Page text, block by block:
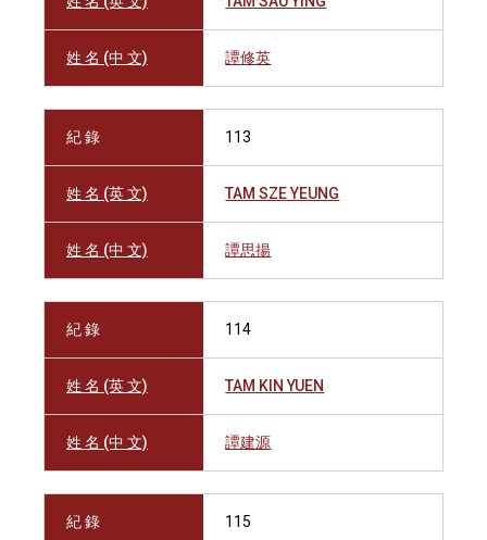
姓 名 (中 文) 譚修英
紀 錄 113
姓 名 (英 文) TAM SZE YEUNG
姓 名 (中 文) 譚思揚
紀 錄 114
姓 名 (英 文) TAM KIN YUEN
姓 名 (中 文) 譚建源
紀 錄 115